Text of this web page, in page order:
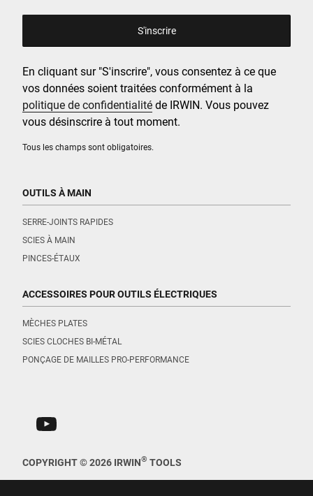
Tous les champs sont obligatoires.
En cliquant sur "S'inscrire", vous consentez à ce que
vos données soient traitées conformément à la
politique de confidentialité de IRWIN. Vous pouvez
vous désinscrire à tout moment.
OUTILS À MAIN
SERRE-JOINTS RAPIDES
SCIES À MAIN
PINCES-ÉTAUX
ACCESSOIRES POUR OUTILS ÉLECTRIQUES
MÈCHES PLATES
SCIES CLOCHES BI-MÉTAL
PONÇAGE DE MAILLES PRO-PERFORMANCE
COPYRIGHT © 2026 IRWIN® TOOLS